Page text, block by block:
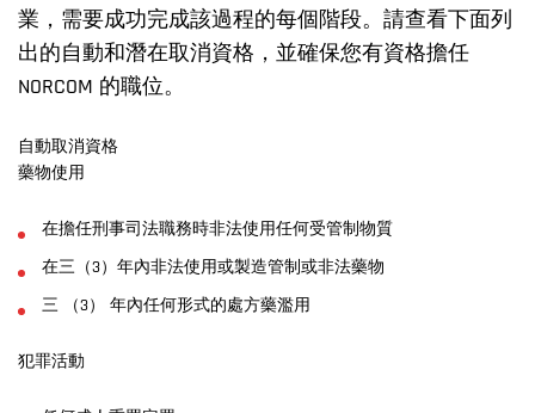
業，需要成功完成該過程的每個階段。請查看下面列
出的自動和潛在取消資格，並確保您有資格擔任
NORCOM 的職位。
自動取消資格
藥物使用
在擔任刑事司法職務時非法使用任何受管制物質
在三（3）年內非法使用或製造管制或非法藥物
三 （3） 年內任何形式的處方藥濫用
犯罪活動